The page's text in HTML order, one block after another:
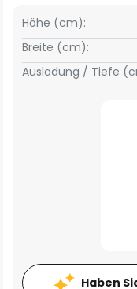
Breite (cm):
Höhe (cm):
Ausladung / Tiefe
Haben